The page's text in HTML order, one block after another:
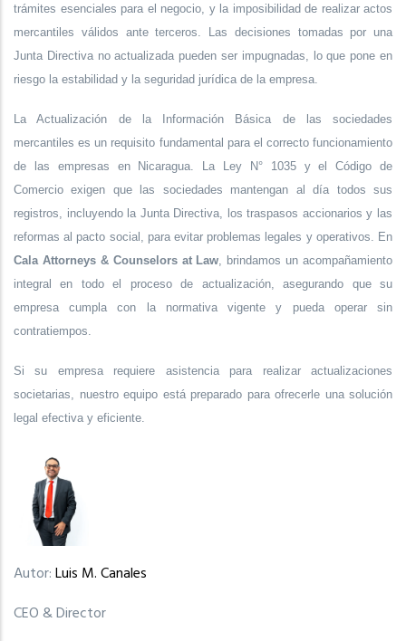
trámites esenciales para el negocio, y la imposibilidad de realizar actos
mercantiles válidos ante terceros. Las decisiones tomadas por una
Junta Directiva no actualizada pueden ser impugnadas, lo que pone en
riesgo la estabilidad y la seguridad jurídica de la empresa.
La Actualización de la Información Básica de las sociedades
mercantiles es un requisito fundamental para el correcto funcionamiento
de las empresas en Nicaragua. La Ley N° 1035 y el Código de
Comercio exigen que las sociedades mantengan al día todos sus
registros, incluyendo la Junta Directiva, los traspasos accionarios y las
reformas al pacto social, para evitar problemas legales y operativos. En
Cala Attorneys & Counselors at Law , brindamos un acompañamiento
integral en todo el proceso de actualización, asegurando que su
empresa cumpla con la normativa vigente y pueda operar sin
contratiempos.
Si su empresa requiere asistencia para realizar actualizaciones
societarias, nuestro equipo está preparado para ofrecerle una solución
legal efectiva y eficiente.
Autor:Luis M. Canales
CEO & Director